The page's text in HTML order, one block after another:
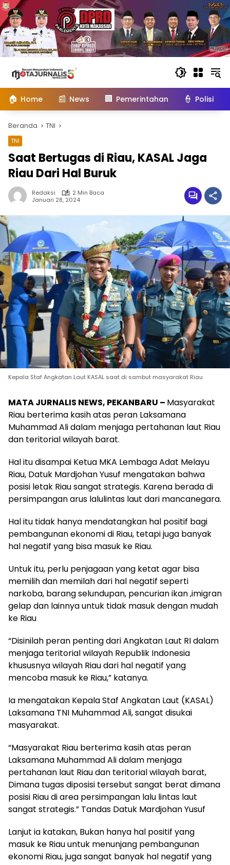
konten
🏠 Home 📰 News 🏢 Pemerintahan 👮 Polisi
Beranda TNI
TNI
Saat Bertugas di Riau, KASAL Jaga
Riau Dari Hal Buruk
Redaksi
2 Min Baca
Januari 28, 2024
Kepala Staf Angkatan Laut KASAL saat di sambut masyarakat Riau
MATA JURNALIS NEWS, PEKANBARU – Masyarakat
Riau berterima kasih atas peran Laksamana
Muhammad Ali dalam menjaga pertahanan laut Riau
dan teritorial wilayah barat.
Hal itu disampai Ketua MKA Lembaga Adat Melayu
Riau, Datuk Mardjohan Yusuf mengatakan bahwa
posisi letak Riau sangat strategis. Karena berada di
persimpangan arus lalulintas laut dari mancanegara.
Hal itu tidak hanya mendatangkan hal positif bagi
pembangunan ekonomi di Riau, tetapi juga banyak
hal negatif yang bisa masuk ke Riau.
Untuk itu, perlu penjagaan yang ketat agar bisa
memilih dan memilah dari hal negatif seperti
narkoba, barang selundupan, pencurian ikan ,imigran
gelap dan lainnya untuk tidak masuk dengan mudah
ke Riau
“Disinilah peran penting dari Angkatan Laut RI dalam
menjaga teritorial wilayah Republik Indonesia
khususnya wilayah Riau dari hal negatif yang
mencoba masuk ke Riau,” katanya.
Ia mengatakan Kepala Staf Angkatan Laut (KASAL)
Laksamana TNI Muhammad Ali, sangat disukai
masyarakat.
“Masyarakat Riau berterima kasih atas peran
Laksamana Muhammad Ali dalam menjaga
pertahanan laut Riau dan teritorial wilayah barat,
Dimana tugas diposisi tersebut sangat berat dimana
posisi Riau di area persimpangan lalu lintas laut
sangat strategis.” Tandas Datuk Mardjohan Yusuf
Lanjut ia katakan, Bukan hanya hal positif yang
masuk ke Riau untuk menunjang pembangunan
ekonomi Riau, juga sangat banyak hal negatif yang